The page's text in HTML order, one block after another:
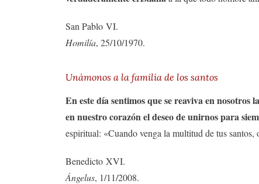
San Pablo VI.
Homilía, 25/10/1970.
Unámonos a la familia de los santos
En este día sentimos que se reaviva en nosotros
en nuestro corazón el deseo de unirnos para
espiritual: «Cuando venga la multitud de tus santos,
Benedicto XVI.
Ángelus, 1/11/2008.